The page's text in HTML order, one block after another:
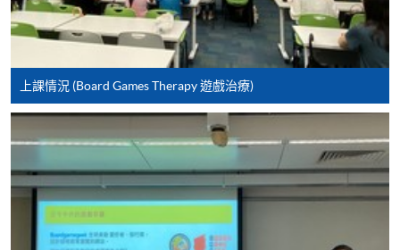
課程負責人會為學員送上「註冊及學費通知」
(「通知」)，請填妥有關「通知」，並親往報名中
心或以郵遞方式，遞交「通知」及繳交所需費用。
付款方法。如對報名程序有任
何疑問，請詳閱個別課程資料，或聯絡有關課程負責
人或報名中心。
課程/科目報名注意事項:
上課情況 (Board Games Therapy 遊戲治療)